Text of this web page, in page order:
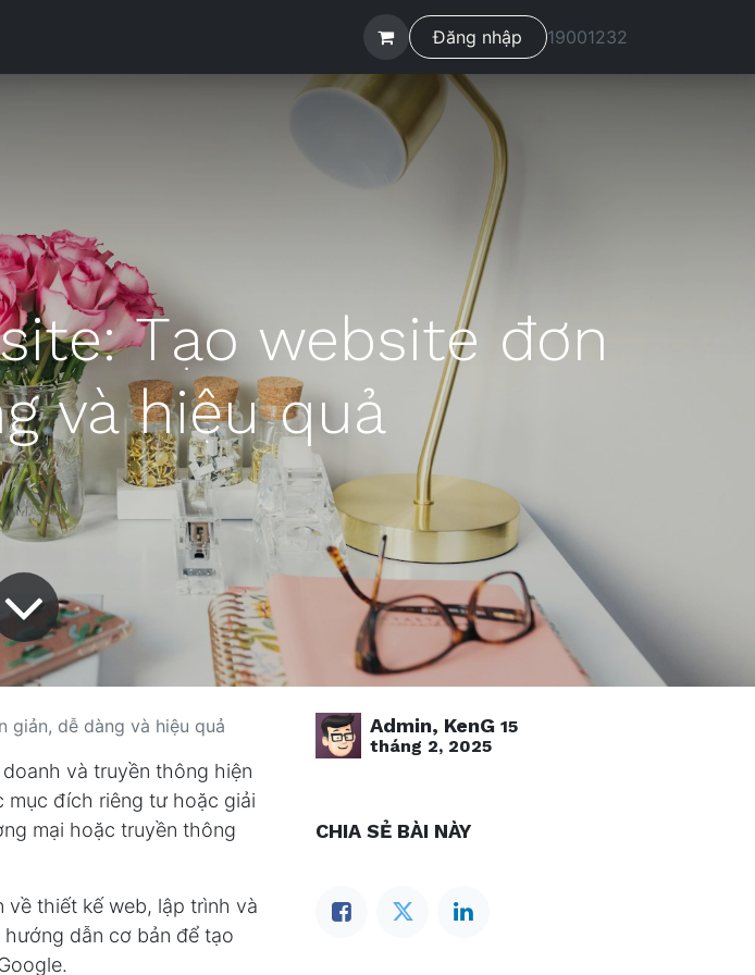
Đăng nhập 19001232
Tạo website đơn
và hiệu quả
giản, dễ dàng và hiệu quả
và truyền thông hiện
đích riêng tư hoặc giải
mại hoặc truyền thông
thiết kế web, lập trình và
dẫn cơ bản để tạo
Admin, KenG 15
tháng 2, 2025
CHIA SẺ BÀI NÀY